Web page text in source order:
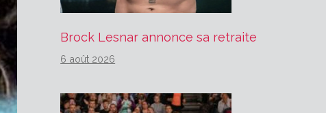
Brock Lesnar annonce sa retraite
6 août 2026